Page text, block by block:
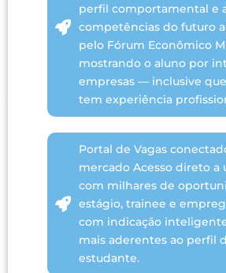
perfil comportamental e
competências do futuro
pelo Fórum Econômico
mostrando o aluno por
empresas — inclusive
tem experiência
Portal de Vagas
mercado Acesso direto a
com milhares de
estágio, trainee e
com indicação
mais aderentes ao perfil
estudante.